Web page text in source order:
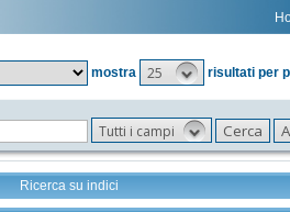
mostra
25 risultati per
Tutti i campi
Ricerca su indici